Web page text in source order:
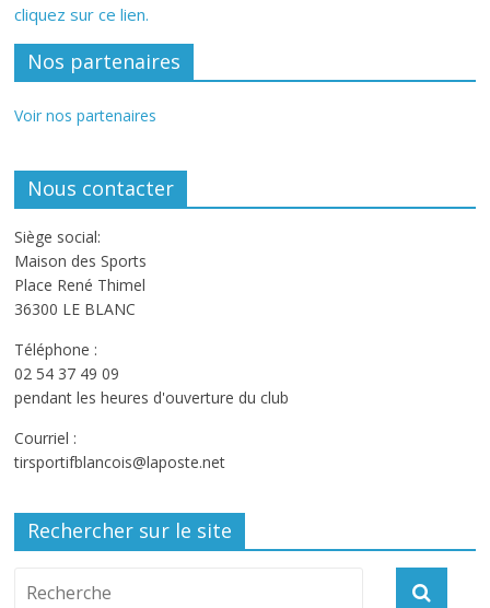
cliquez sur ce lien.
Nos partenaires
Voir nos partenaires
Nous contacter
Siège social:
Maison des Sports
Place René Thimel
36300 LE BLANC
Téléphone :
02 54 37 49 09
pendant les heures d'ouverture du club
Courriel :
tirsportifblancois@laposte.net
Rechercher sur le site